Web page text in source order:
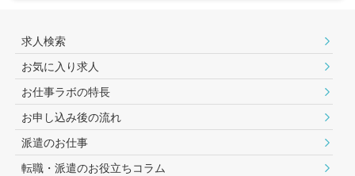
求人検索
お気に入り求人
お仕事ラボの特長
お申し込み後の流れ
派遣のお仕事
転職・派遣のお役⽴ちコラム